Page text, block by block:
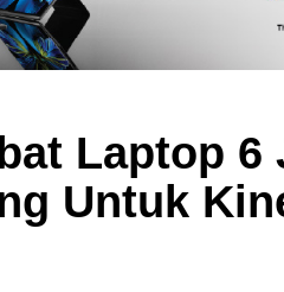
Laptop 6
Untuk